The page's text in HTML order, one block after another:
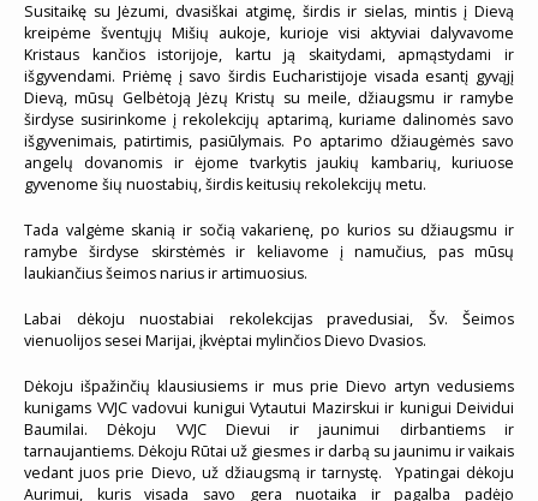
Susitaikę su Jėzumi, dvasiškai atgimę, širdis ir sielas, mintis į Dievą
kreipėme šventųjų Mišių aukoje, kurioje visi aktyviai dalyvavome
Kristaus kančios istorijoje, kartu ją skaitydami, apmąstydami ir
išgyvendami. Priėmę į savo širdis Eucharistijoje visada esantį gyvąjį
Dievą, mūsų Gelbėtoją Jėzų Kristų su meile, džiaugsmu ir ramybe
širdyse susirinkome į rekolekcijų aptarimą, kuriame dalinomės savo
išgyvenimais, patirtimis, pasiūlymais. Po aptarimo džiaugėmės savo
angelų dovanomis ir ėjome tvarkytis jaukių kambarių, kuriuose
gyvenome šių nuostabių, širdis keitusių rekolekcijų metu.
Tada valgėme skanią ir sočią vakarienę, po kurios su džiaugsmu ir
ramybe širdyse skirstėmės ir keliavome į namučius, pas mūsų
laukiančius šeimos narius ir artimuosius.
Labai dėkoju nuostabiai rekolekcijas pravedusiai, Šv. Šeimos
vienuolijos sesei Marijai, įkvėptai mylinčios Dievo Dvasios.
Dėkoju išpažinčių klausiusiems ir mus prie Dievo artyn vedusiems
kunigams VVJC vadovui kunigui Vytautui Mazirskui ir kunigui Deividui
Baumilai. Dėkoju VVJC Dievui ir jaunimui dirbantiems ir
tarnaujantiems. Dėkoju Rūtai už giesmes ir darbą su jaunimu ir vaikais
vedant juos prie Dievo, už džiaugsmą ir tarnystę. Ypatingai dėkoju
Aurimui, kuris visada savo gera nuotaika ir pagalba padėjo